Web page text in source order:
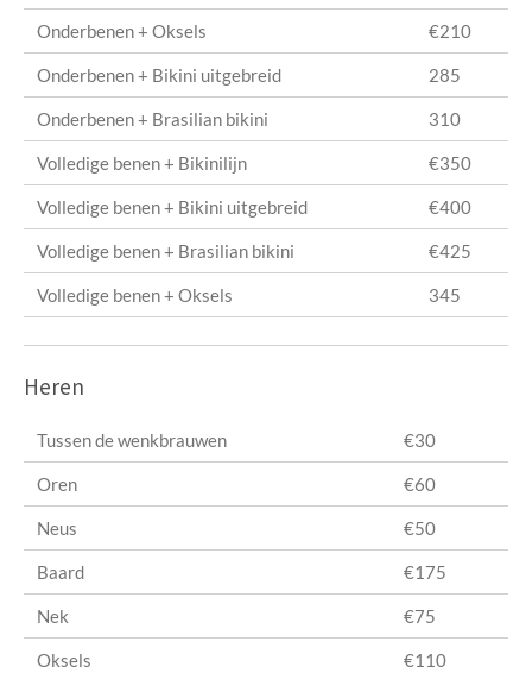
Onderbenen + Oksels €210
Onderbenen + Bikini uitgebreid 285
Onderbenen + Brasilian bikini 310
Volledige benen + Bikinilijn €350
Volledige benen + Bikini uitgebreid €400
Volledige benen + Brasilian bikini €425
Volledige benen + Oksels 345
Heren
Tussen de wenkbrauwen €30
Oren €60
Neus €50
Baard €175
Nek €75
Oksels €110